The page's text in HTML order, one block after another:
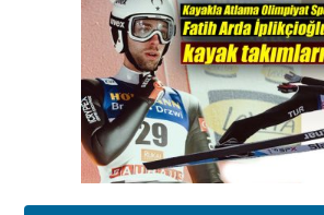
Kenan GÜLERCİ
Metin Külünk: Aileyi Korumak